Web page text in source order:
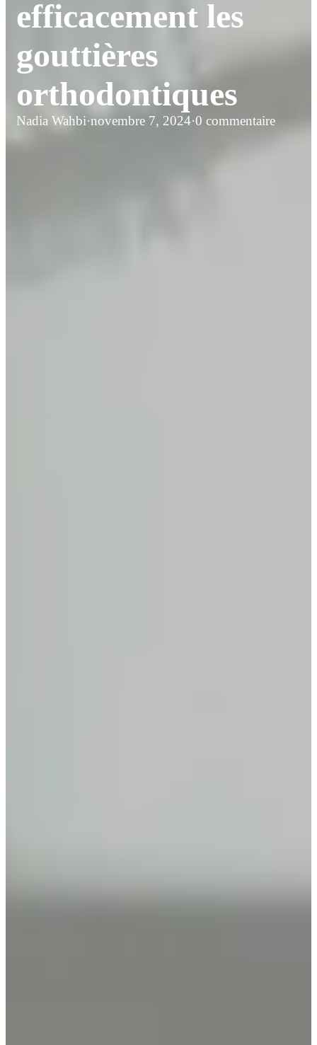
efficacement les
gouttières
orthodontiques
Nadia Wahbi·novembre 7, 2024·0 commentaire